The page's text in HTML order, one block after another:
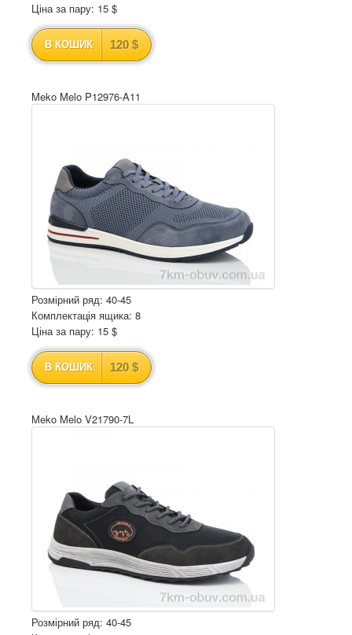
Ціна за пару: 15 $
В КОШИК 120 $
Meko Melo P12976-A11
Розмірний ряд: 40-45
Комплектація ящика: 8
Ціна за пару: 15 $
В КОШИК 120 $
Meko Melo V21790-7L
Розмірний ряд: 40-45